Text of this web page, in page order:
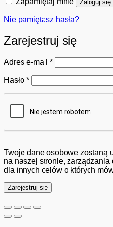
Zaloguj się
Nie pamiętasz hasła?
Zarejestruj się
Adres e-mail *Wymagane
Hasło *Wymagane
Twoje dane osobowe zostaną
na naszej stronie,
dla innych celów o których
Zarejestruj się